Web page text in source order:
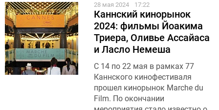
28 мая 2024 17:22
Каннский кинорынок
2024: фильмы Йоакима
Триера, Оливье Ассайаса
и Ласло Немеша
C 14 по 22 мая в рамках 77
Каннского кинофестиваля
прошел кинорынок Marchе du
Film. По окончании